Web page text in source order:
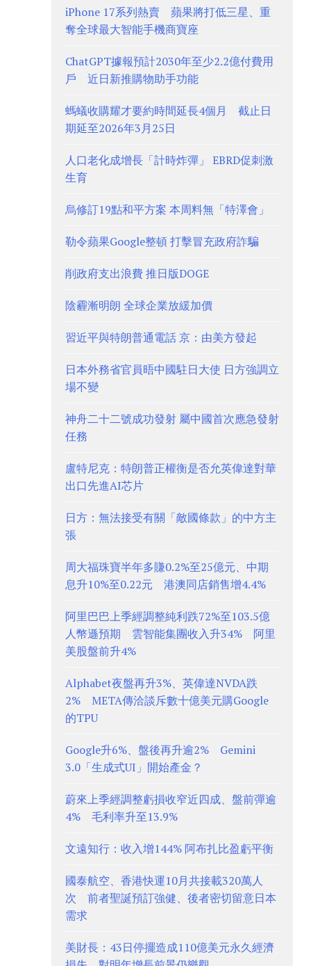
iPhone 17系列熱賣 蘋果將打低三星、重
奪全球最大智能手機商寶座
ChatGPT據報預計2030年至少2.2億付費用
戶 近日新推購物助手功能
螞蟻收購耀才要約時間延長4個月 截止日
期延至2026年3月25日
人口老化成增長「計時炸彈」 EBRD促刺激
生育
烏修訂19點和平方案 本周料無「特澤會」
勒令蘋果Google整頓 打擊冒充政府詐騙
削政府支出浪費 推日版DOGE
陰霾漸明朗 全球企業放緩加價
習近平與特朗普通電話 京：由美方發起
日本外務省官員晤中國駐日大使 日方強調立
場不變
神舟二十二號成功發射 屬中國首次應急發射
任務
盧特尼克：特朗普正權衡是否允英偉達對華
出口先進AI芯片
日方：無法接受有關「敵國條款」的中方主
張
周大福珠寶半年多賺0.2%至25億元、中期
息升10%至0.22元 港澳同店銷售增4.4%
阿里巴巴上季經調整純利跌72%至103.5億
人幣遜預期 雲智能集團收入升34% 阿里
美股盤前升4%
Alphabet夜盤再升3%、英偉達NVDA跌
2% META傳洽談斥數十億美元購Google
的TPU
Google升6%、盤後再升逾2% Gemini
3.0「生成式UI」開始產金？
蔚來上季經調整虧損收窄近四成、盤前彈逾
4% 毛利率升至13.9%
文遠知行：收入增144% 阿布扎比盈虧平衡
國泰航空、香港快運10月共接載320萬人
次 前者聖誕預訂強健、後者密切留意日本
需求
美財長：43日停擺造成110億美元永久經濟